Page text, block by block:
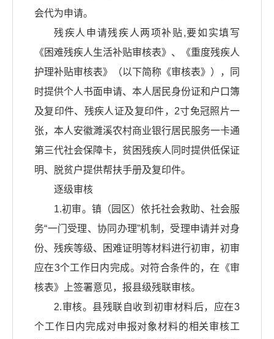
会代为申请。
残疾人申请残疾人两项补贴,要如实填写
《困难残疾人生活补贴审核表》、《重度残疾人
护理补贴审核表》（以下简称《审核表》），同
时提供个人书面申请、本人居民身份证和户口簿
及复印件、残疾人证及复印件，2寸免冠照片一
张，本人安徽濉溪农村商业银行居民服务一卡通
第三代社会保障卡，贫困残疾人同时提供低保证
明、脱贫户提供帮扶手册及复印件。
逐级审核
1.初审。镇（园区）依托社会救助、社会服
务“一门受理、协同办理”机制，受理申请并对身
份、残疾等级、困难证明等材料进行初审，初审
应在3个工作日内完成。对符合条件的，在《审
核表》上签署意见，报县级残联审核。
2.审核。县残联自收到初审材料后，应在3
个工作日内完成对申报对象材料的相关审核工